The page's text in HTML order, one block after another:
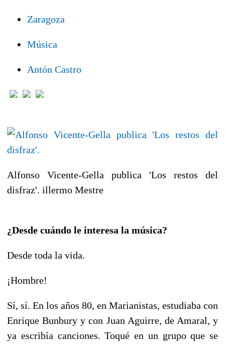
Zaragoza
Música
Antón Castro
Alfonso Vicente-Gella publica 'Los restos del
disfraz'. illermo Mestre
¿Desde cuándo le interesa la música?
Desde toda la vida.
¡Hombre!
Sí, sí. En los años 80, en Marianistas, estudiaba con
Enrique Bunbury y con Juan Aguirre, de Amaral, y
ya escribía canciones. Toqué en un grupo que se